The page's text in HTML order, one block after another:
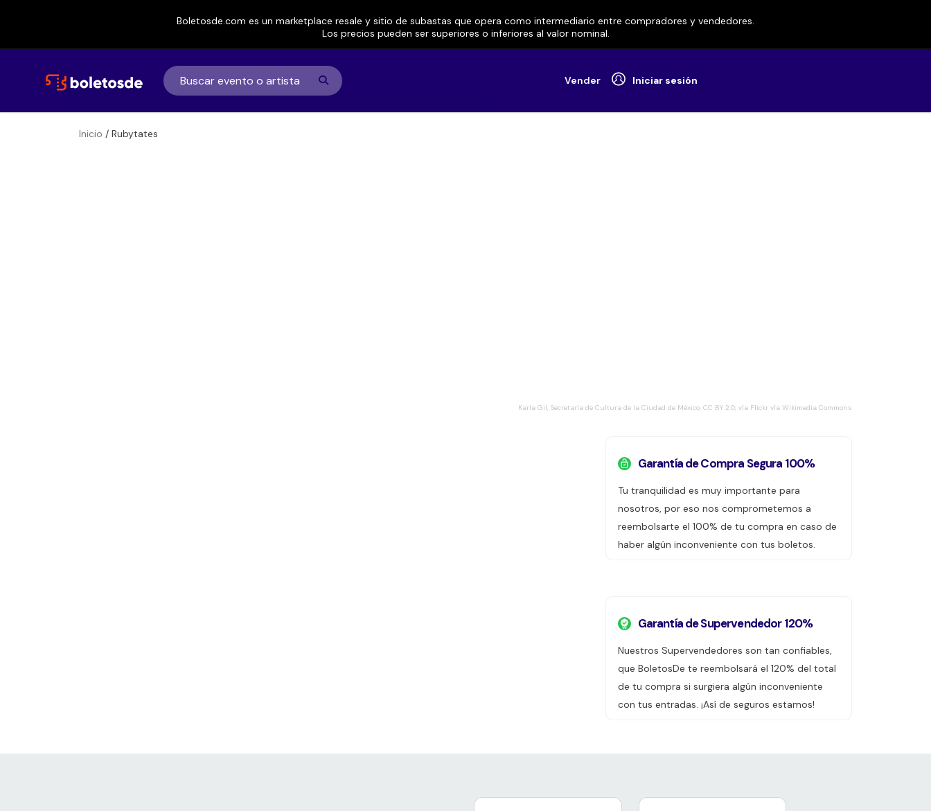
Boletosde.com es un marketplace resale y sitio de subastas que opera como intermediario entre compradores y vendedores.
Los precios pueden ser superiores o inferiores al valor nominal.
Vender Iniciar sesión
Inicio / Rubytates
Karla Gil, Secretaría de Cultura de la Ciudad de México, CC BY 2.0, vía Flickr vía Wikimedia Commons
Garantía de Compra Segura 100%
Tu tranquilidad es muy importante para
nosotros, por eso nos comprometemos a
reembolsarte el 100% de tu compra en caso de
haber algún inconveniente con tus boletos.
Garantía de Supervendedor 120%
Nuestros Supervendedores son tan confiables,
que BoletosDe te reembolsará el 120% del total
de tu compra si surgiera algún inconveniente
con tus entradas. ¡Así de seguros estamos!